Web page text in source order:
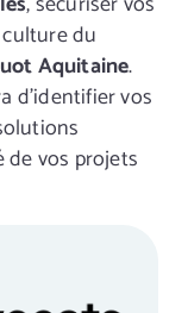
du
Aquitaine.
d’identifier vos
de vos projets